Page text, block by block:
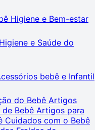
Higiene e Bem-estar
Higiene e Saúde do
bebê e Infantil
do Bebê Artigos
Bebê Artigos para
Cuidados com o Bebê